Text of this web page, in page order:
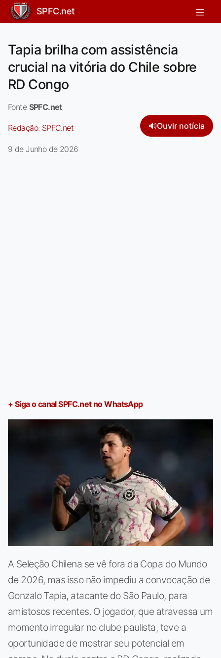
SPFC.net
Tapia brilha com assistência
crucial na vitória do Chile sobre
RD Congo
Fonte SPFC.net
Redação: SPFC.net 🔊Ouvir notícia
9 de Junho de 2026
+ Siga o canal SPFC.net no WhatsApp
A Seleção Chilena se vê fora da Copa do Mundo
de 2026, mas isso não impediu a convocação de
Gonzalo Tapia, atacante do São Paulo, para
amistosos recentes. O jogador, que atravessa um
momento irregular no clube paulista, teve a
oportunidade de mostrar seu potencial em